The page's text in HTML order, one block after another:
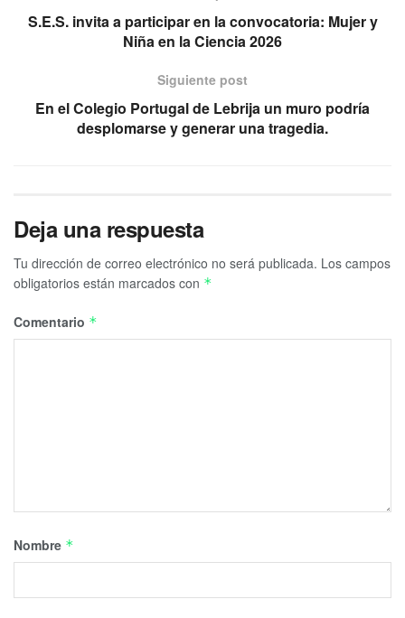
S.E.S. invita a participar en la convocatoria: Mujer y
Niña en la Ciencia 2026
Siguiente post
En el Colegio Portugal de Lebrija un muro podría
desplomarse y generar una tragedia.
Deja una respuesta
Tu dirección de correo electrónico no será publicada. Los campos
obligatorios están marcados con *
Comentario *
Nombre *